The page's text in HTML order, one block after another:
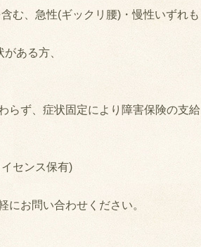
む、急性(ギックリ腰)・慢性いずれも
ある方、
らず、症状固定により障害保険の支給
センス保有)
にお問い合わせください。